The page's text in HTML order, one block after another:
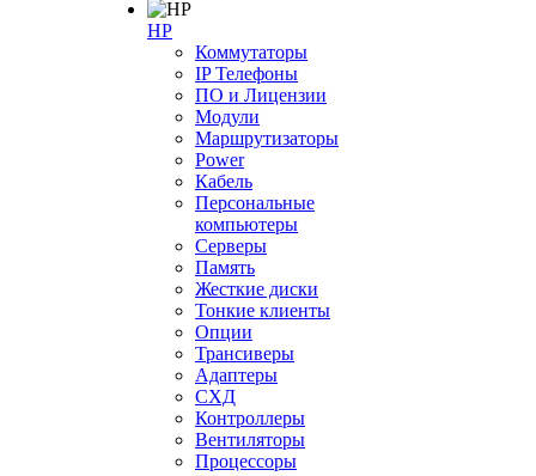
HP
Коммутаторы
IP Телефоны
ПО и Лицензии
Модули
Маршрутизаторы
Power
Кабель
Персональные
компьютеры
Серверы
Память
Жесткие диски
Тонкие клиенты
Опции
Трансиверы
Адаптеры
СХД
Контроллеры
Вентиляторы
Процессоры